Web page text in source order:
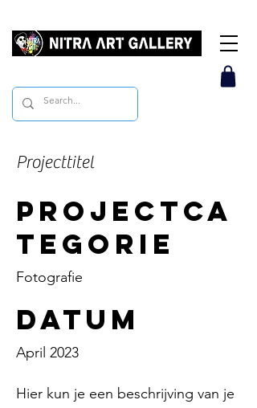
Projecttitel
Projectca
tegorie
Fotografie
Datum
April 2023
Hier kun je een beschrijving van je